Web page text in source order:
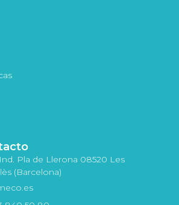
Pla de Llerona 08520 Les
(Barcelona)